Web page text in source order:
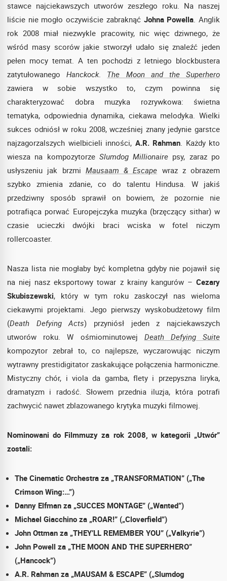
stawce najciekawszych utworów zeszłego roku. Na naszej
liście nie mogło oczywiście zabraknąć Johna Powella. Anglik
rok 2008 miał niezwykle pracowity, nic więc dziwnego, że
wśród masy scorów jakie stworzył udało się znaleźć jeden
pełen mocy temat. A ten pochodzi z letniego blockbustera
zatytułowanegoHanckock. The Moon and the Superhero
zawiera w sobie wszystko to, czym powinna się
charakteryzować dobra muzyka rozrywkowa: świetna
tematyka, odpowiednia dynamika, ciekawa melodyka. Wielki
sukces odniósł w roku 2008, wcześniej znany jedynie garstce
najzagorzalszych wielbicieli inności, A.R. Rahman. Każdy kto
wiesza na kompozytorze Slumdog Millionaire psy, zaraz po
usłyszeniu jak brzmi Mausaam & Escape wraz z obrazem
szybko zmienia zdanie, co do talentu Hindusa. W jakiś
przedziwny sposób sprawił on bowiem, że pozornie nie
potrafiąca porwać Europejczyka muzyka (brzęczący sithar) w
czasie ucieczki dwójki braci wciska w fotel niczym
rollercoaster.
Nasza lista nie mogłaby być kompletna gdyby nie pojawił się
na niej nasz eksportowy towar z krainy kangurów – Cezary
Skubiszewski, który w tym roku zaskoczył nas wieloma
ciekawymi projektami. Jego pierwszy wyskobudżetowy film
(Death Defying Acts) przyniósł jeden z najciekawszych
utworów roku. W ośmiominutowej Death Defying Suite
kompozytor zebrał to, co najlepsze, wyczarowując niczym
wytrawny prestidigitator zaskakujące połączenia harmoniczne.
Mistyczny chór, i viola da gamba, flety i przepyszna liryka,
dramatyzm i radość. Słowem przednia iluzja, która potrafi
zachwycić nawet zblazowanego krytyka muzyki filmowej.
Nominowani do Filmmuzy za rok 2008, w kategorii „Utwór”
zostali:
The Cinematic Orchestra za „TRANSFORMATION” („The
Crimson Wing:…”)
Danny Elfman za „SUCCES MONTAGE” („Wanted”)
Michael Giacchino za „ROAR!” („Cloverfield”)
John Ottman za „THEY’LL REMEMBER YOU” („Valkyrie”)
John Powell za „THE MOON AND THE SUPERHERO”
(„Hancock”)
A.R. Rahman za „MAUSAM & ESCAPE” („Slumdog